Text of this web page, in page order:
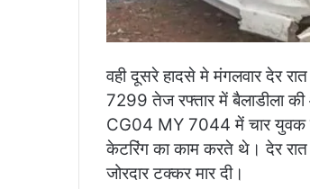
वही दूसरे हादसे मे मंगलवार देर
7299 तेज रफ्तार में बैलाडीला
CG04 MY 7044 में चार युवक
केटरिंग का काम करते थे। देर
जोरदार टक्कर मार दी।